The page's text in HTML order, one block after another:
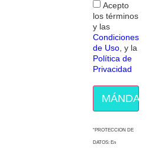
Acepto
los términos
y las
Condiciones
de Uso , y la
Política de
Privacidad
MÁNDAME
“PROTECCION DE
DATOS: En